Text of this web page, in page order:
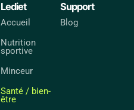
Lediet
Accueil
Nutrition
sportive
Minceur
Santé / bien-
être
Support
Blog